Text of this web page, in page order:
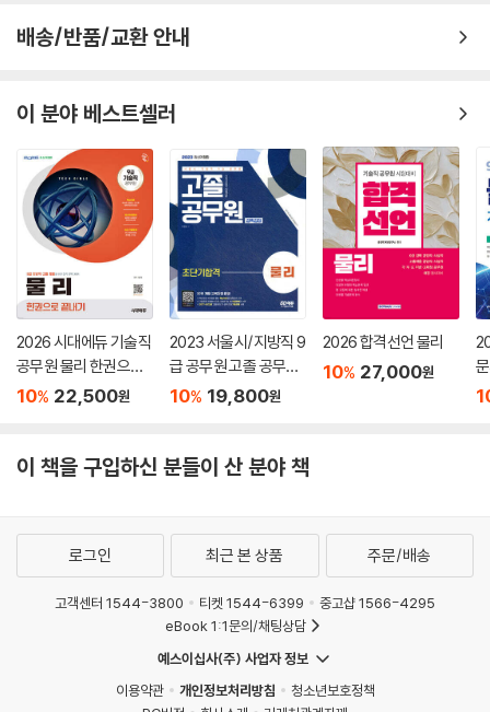
소방간부 후보생(2018년도)
소방간부 후보생(2020년도)
소방간부 후보생(2021년도)
소방간부 후보생(2022년도)
소방간부 후보생(2023년도)
배송/반품/교환 안내
이 분야 베스트셀러
2026 시대에듀 기술직
공무원 물리 한권으로
끝내기
10% 22,500원
2023 서울시/지방직 9
급 공무원 고졸 공무원
경력경쟁 물리 초단기
10% 19,800원
2026 합격선언 물리
10% 27,000원
이 책을 구입하신 분들이 산 분야 책
로그인 최근 본 상품 주문/배송
고객센터 1544-3800 티켓 1544-6399
중고샵 1566-4295
eBook 1:1문의/채팅상담
예스이십사(주) 사업자 정보
이용약관
개인정보처리방침
청소년보호정책